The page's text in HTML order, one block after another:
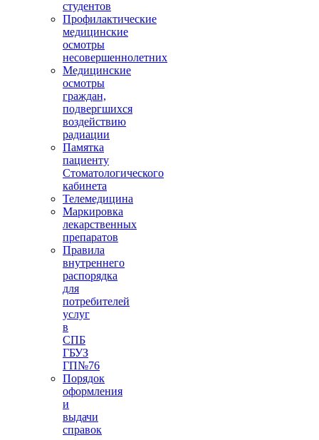
студентов
Профилактические
медицинские
осмотры
несовершеннолетних
Медицинские
осмотры
граждан,
подвергшихся
воздействию
радиации
Памятка
пациенту
Стоматологического
кабинета
Телемедицина
Маркировка
лекарственных
препаратов
Правила
внутреннего
распорядка
для
потребителей
услуг
в
СПБ
ГБУЗ
ГП№76
Порядок
оформления
и
выдачи
справок